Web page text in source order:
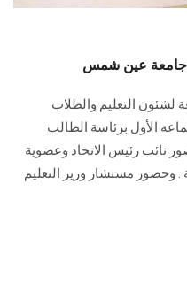
جامعة عين شمس
لشئون التعليم والطلاب
الأول برئاسة الطالب
نائب رئيس الاتحاد وعضوية
. وحضور مستشار وزير التعليم